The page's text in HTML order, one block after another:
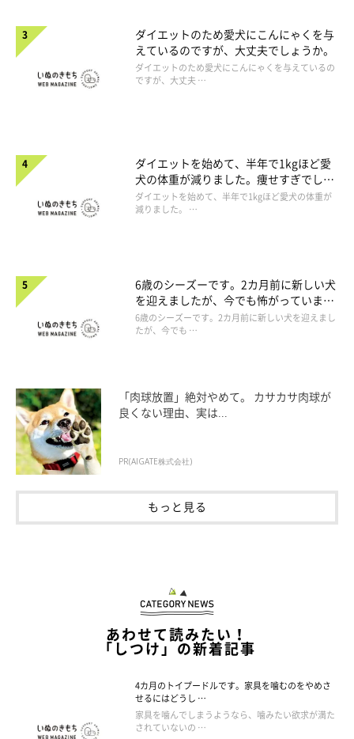
ダイエットのため愛犬にこんにゃくを与
えているのですが、大丈夫でしょうか。
ダイエットのため愛犬にこんにゃくを与えているの
ですが、大丈夫 …
ダイエットを始めて、半年で1kgほど愛
犬の体重が減りました。痩せすぎでしょ
うか。
ダイエットを始めて、半年で1kgほど愛犬の体重が
減りました。 …
6歳のシーズーです。2カ月前に新しい犬
を迎えましたが、今でも怖がっていま
す。
6歳のシーズーです。2カ月前に新しい犬を迎えまし
たが、今でも …
「肉球放置」絶対やめて。 カサカサ肉球が
良くない理由、実は...
PR(AIGATE株式会社)
もっと見る
あわせて読みたい！
「しつけ」の新着記事
4カ月のトイプードルです。家具を噛むのをやめさ
せるにはどうし …
家具を噛んでしまうようなら、噛みたい欲求が満た
されていないの …